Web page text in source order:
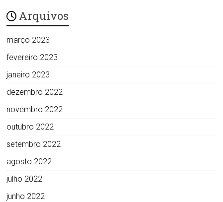
Arquivos
março 2023
fevereiro 2023
janeiro 2023
dezembro 2022
novembro 2022
outubro 2022
setembro 2022
agosto 2022
julho 2022
junho 2022